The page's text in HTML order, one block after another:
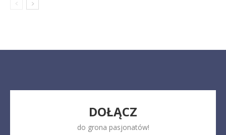
DOŁĄCZ
do grona pasjonatów!